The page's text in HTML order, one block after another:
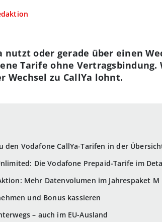
den Vodafone CallYa-Tarifen in der
Die Vodafone Prepaid-Tarife im
Mehr Datenvolumen im Jahrespaket M
und Bonus kassieren
– auch im EU-Ausland
nutzt oder gerade über einen
Tarife ohne
Wechsel zu CallYa lohnt.